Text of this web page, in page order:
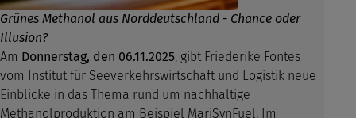
Grünes Methanol aus Norddeutschland - Chance oder
Illusion?
Am Donnerstag, den 06.11.2025 , gibt Friederike Fontes
vom Institut für Seeverkehrswirtschaft und Logistik neue
Einblicke in das Thema rund um nachhaltige
Methanolproduktion am Beispiel MariSynFuel. Im